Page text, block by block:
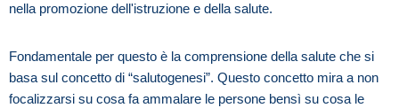
nella promozione dell'istruzione e della salute.
Fondamentale per questo è la comprensione della salute che si
basa sul concetto di “salutogenesi”. Questo concetto mira a non
focalizzarsi su cosa fa ammalare le persone bensì su cosa le